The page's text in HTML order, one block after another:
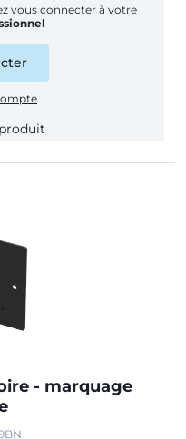
vous connecter à votre
- marquage